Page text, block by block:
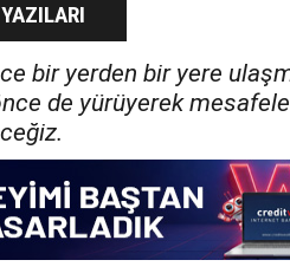
bir yerden bir yere
de yürüyerek